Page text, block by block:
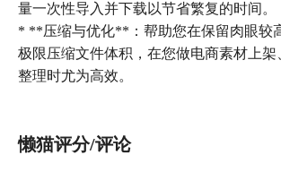
量一次性导入并下载以节省繁复的时间。
* **压缩与优化**：帮助您在保留肉眼较
极限压缩文件体积，在您做电商素材上
懒猫评分/评论